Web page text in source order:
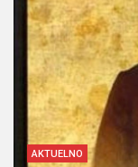
AKTUELNO